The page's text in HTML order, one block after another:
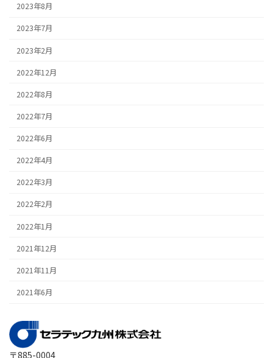
2023年8月
2023年7月
2023年2月
2022年12月
2022年8月
2022年7月
2022年6月
2022年4月
2022年3月
2022年2月
2022年1月
2021年12月
2021年11月
2021年6月
〒885-0004